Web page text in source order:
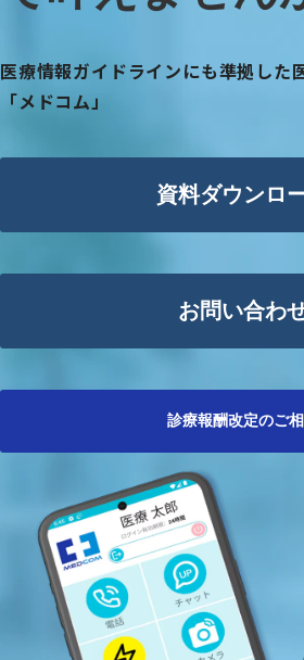
医療情報ガイドラインにも準拠した
「メドコム」
資料ダウンロ
お問い合わ
診療報酬改定のご